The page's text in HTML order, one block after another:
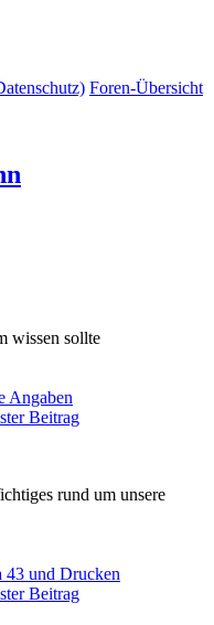
Foren-Übersicht
wissen sollte
Angaben
Beitrag
rund um unsere
43 und Drucken
Beitrag